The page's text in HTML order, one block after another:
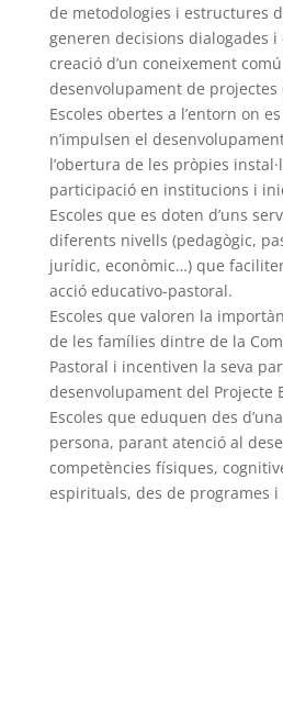
de metodologies i estructures
generen decisions dialogades
creació d’un coneixement
desenvolupament de
Escoles obertes a l’entorn on
n’impulsen el
l’obertura de les pròpies
participació en institucions i
Escoles que es doten d’uns
diferents nivells (pedagògic,
jurídic, econòmic…) que
acció educativo-pastoral.
Escoles que valoren la
de les famílies dintre de la
Pastoral i incentiven la seva
desenvolupament del Projecte
Escoles que eduquen des
persona, parant atenció al
competències físiques,
espirituals, des de programes i